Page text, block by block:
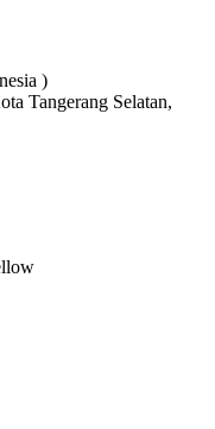
)
Tangerang Selatan,